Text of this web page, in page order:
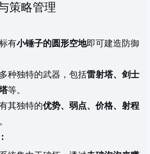
策略管理
有小锤子的圆形空地即可建造防御
种独特的武器，包括雷射塔、剑士
等。
其独特的优势、弱点、价格、射程